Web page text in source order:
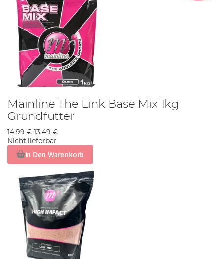
Mainline The Link Base Mix 1kg
Grundfutter
14,99 €
13,49 €
Nicht lieferbar
In Den Warenkorb